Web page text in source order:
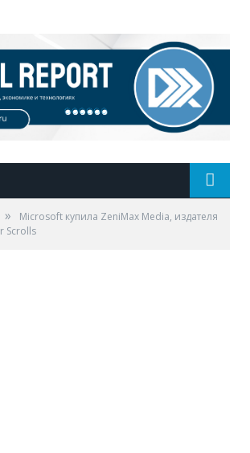
»
Microsoft купила ZeniMax Media, издателя
Scrolls